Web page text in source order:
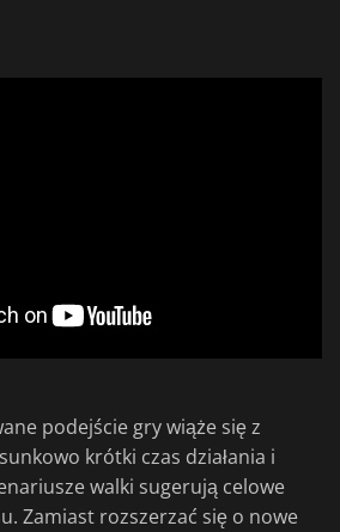
podejście gry wiąże się z
krótki czas działania i
walki sugerują celowe
Zamiast rozszerzać się o nowe